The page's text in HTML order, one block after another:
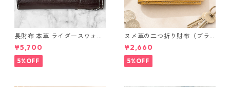
長財布 本革 ライダースウォレ
ット 国産 ヌメ革 ブラウン バ
ングラデシュ l175 レザー 革財
布 ハンドメイド 経年変化
¥5,700
5%OFF
ヌメ革の二つ折り財布（ブラ
ウン系）
¥2,660
5%OFF